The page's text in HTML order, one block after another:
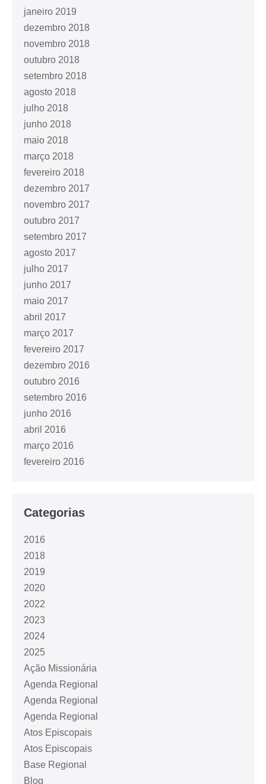
janeiro 2019
dezembro 2018
novembro 2018
outubro 2018
setembro 2018
agosto 2018
julho 2018
junho 2018
maio 2018
março 2018
fevereiro 2018
dezembro 2017
novembro 2017
outubro 2017
setembro 2017
agosto 2017
julho 2017
junho 2017
maio 2017
abril 2017
março 2017
fevereiro 2017
dezembro 2016
outubro 2016
setembro 2016
junho 2016
abril 2016
março 2016
fevereiro 2016
Categorias
2016
2018
2019
2020
2022
2023
2024
2025
Ação Missionária
Agenda Regional
Agenda Regional
Agenda Regional
Atos Episcopais
Atos Episcopais
Base Regional
Blog